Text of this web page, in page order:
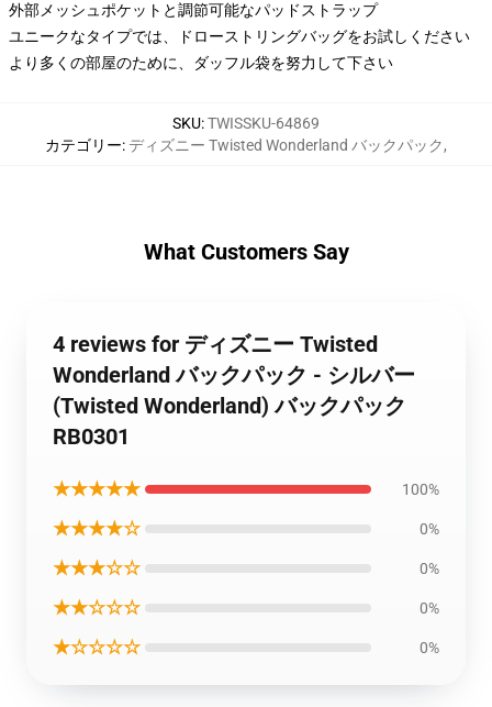
外部メッシュポケットと調節可能なパッドストラップ
ユニークなタイプでは、ドローストリングバッグをお試しください
より多くの部屋のために、ダッフル袋を努力して下さい
SKU:TWISSKU-64869
カテゴリー:ディズニー Twisted Wonderland バックパック,
What Customers Say
4 reviews for ディズニー Twisted
Wonderland バックパック - シルバー
(Twisted Wonderland) バックパック
RB0301
★★★★★ 100%
★★★★☆ 0%
★★★☆☆ 0%
★★☆☆☆ 0%
★☆☆☆☆ 0%